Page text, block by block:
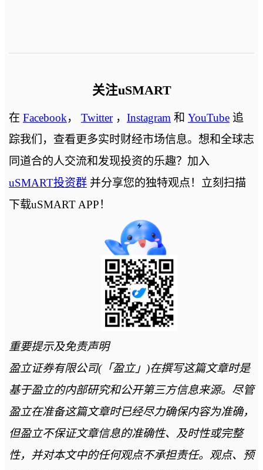
关注uSMART
在 Facebook， Twitter， Instagram 和 YouTube追
踪我们，查看更多实时财经市场信息。想和全球志
同道合的人交流和发现投资的乐趣？加入
uSMART投资群并分享您的独特观点！立刻扫描
下载uSMART APP！
重要提示及免责声明
盈立证券有限公司(「盈立」)在撰写这篇文章时是
基于盈立的内部研究和公开第三方信息来源。尽管
盈立在准备这篇文章时已经尽力确保内容为准确，
但盈立不保证文章信息的准确性、及时性或完整
性，并对本文中的任何观点不承担责任。观点、预